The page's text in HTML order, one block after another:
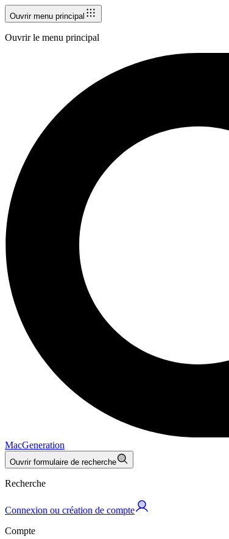
Ouvrir menu principal
Ouvrir le menu principal
MacGeneration
Ouvrir formulaire de recherche
Recherche
Connexion ou création de compte
Compte